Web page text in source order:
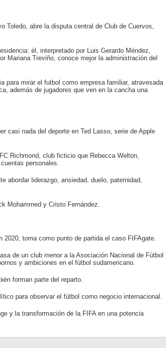
Toledo, abre la disputa central de Club de Cuervos,
él, interpretado por Luis Gerardo Méndez,
Mariana Treviño, conoce mejor la administración del
para mirar el futbol como empresa familiar, atravesada
además de jugadores que ven en la cancha una
casi nada del deporte en Ted Lasso, serie de Apple
Richmond, club ficticio que Rebecca Welton,
personales.
abordar liderazgo, ansiedad, duelo, paternidad,
Mohammed y Cristo Fernández.
toma como punto de partida el caso FIFAgate.
de un club menor a la Asociación Nacional de Fútbol
y ambiciones en el fútbol sudamericano.
forman parte del reparto.
para observar el fútbol como negocio internacional.
y la transformación de la FIFA en una potencia